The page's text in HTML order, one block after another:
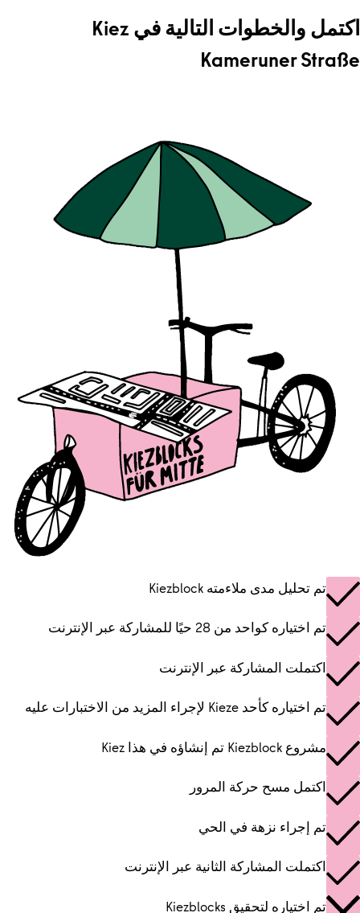
اكتمل والخطوات التالية في Kiez
Kameruner Straße
تم تحليل مدى ملاءمته Kiezblock
تم اختياره كواحد من 28 حيًا للمشاركة عبر الإنترنت
اكتملت المشاركة عبر الإنترنت
تم اختياره كأحد Kieze لإجراء المزيد من الاختبارات عليه
مشروع Kiezblock تم إنشاؤه في هذا Kiez
اكتمل مسح حركة المرور
تم إجراء نزهة في الحي
اكتملت المشاركة الثانية عبر الإنترنت
تم اختياره لتحقيق Kiezblocks